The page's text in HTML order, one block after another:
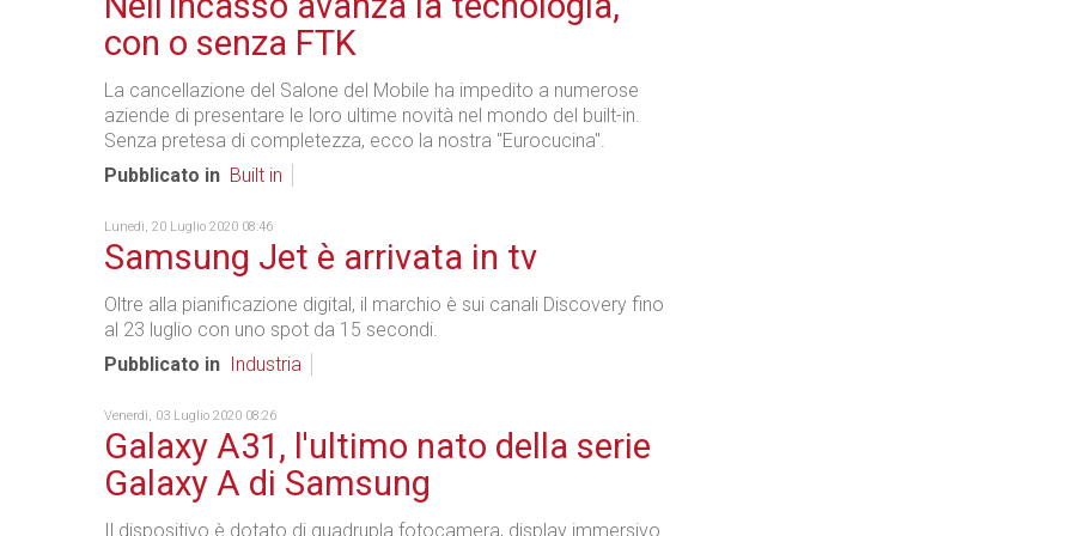
con o senza FTK
La cancellazione del Salone del Mobile ha impedito a numerose
aziende di presentare le loro ultime novità nel mondo del built-in.
Senza pretesa di completezza, ecco la nostra "Eurocucina".
Pubblicato in Built in
Lunedì, 20 Luglio 2020 08:46
Samsung Jet è arrivata in tv
Oltre alla pianificazione digital, il marchio è sui canali Discovery fino
al 23 luglio con uno spot da 15 secondi.
Pubblicato in
Industria
Venerdì, 03 Luglio 2020 08:26
Galaxy A31, l'ultimo nato della serie
Galaxy A di Samsung
Il dispositivo è dotato di quadrupla fotocamera, display immersivo